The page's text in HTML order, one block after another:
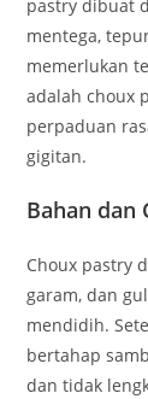
pastry dibuat
mentega,
memerlukan
adalah choux
perpaduan
gigitan.
Bahan dan
Choux pastry
garam, dan
mendidih.
bertahap
dan tidak